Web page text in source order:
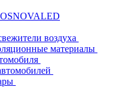
воздуха
материалы